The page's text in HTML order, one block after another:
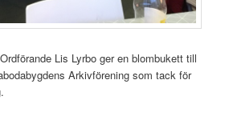
Lis Lyrbo ger en blombukett till
Arkivförening som tack för